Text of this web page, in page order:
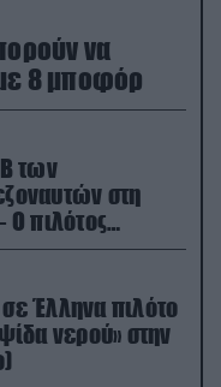
να
8 μποφόρ
των
στη
πιλότος
Έλληνα πιλότο
νερού» στην